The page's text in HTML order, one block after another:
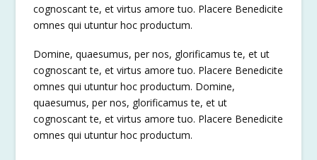
cognoscant te, et virtus amore tuo. Placere Benedicite
omnes qui utuntur hoc productum.
Domine, quaesumus, per nos, glorificamus te, et ut
cognoscant te, et virtus amore tuo. Placere Benedicite
omnes qui utuntur hoc productum. Domine,
quaesumus, per nos, glorificamus te, et ut
cognoscant te, et virtus amore tuo. Placere Benedicite
omnes qui utuntur hoc productum.